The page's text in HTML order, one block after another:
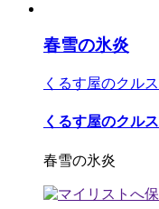
春雪の氷炎
くるす屋のクルス
くるす屋のクルス
春雪の氷炎